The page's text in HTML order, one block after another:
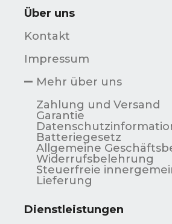
Über uns
Kontakt
Impressum
Mehr über uns
Zahlung und Versand
Garantie
Batteriegesetz
Allgemeine
Widerrufsbelehrung
Steuerfreie
Lieferung
Dienstleistungen